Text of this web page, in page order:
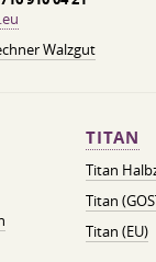
Walzgut
TITAN
Titan
Titan
Titan (EU)